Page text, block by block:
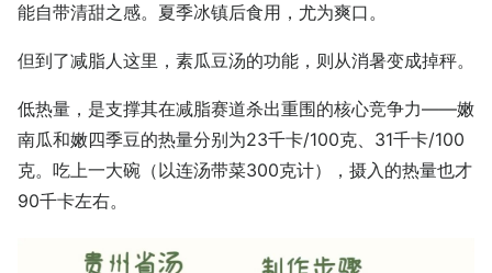
能自带清甜之感。夏季冰镇后食用，尤为爽口。
但到了减脂人这里，素瓜豆汤的功能，则从消暑变成掉秤。
低热量，是支撑其在减脂赛道杀出重围的核心竞争力——嫩
南瓜和嫩四季豆的热量分别为23千卡/100克、31千卡/100
克。吃上一大碗（以连汤带菜300克计），摄入的热量也才
90千卡左右。